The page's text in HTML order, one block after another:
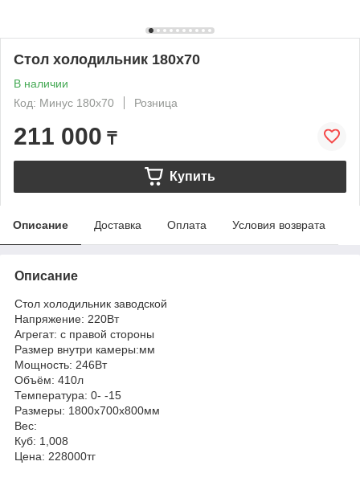
Стол холодильник 180х70
В наличии
Код: Минус 180х70
Розница
211 000 ₸
Купить
Описание Доставка Оплата Условия возврата
Описание
Стол холодильник заводской
Напряжение: 220Вт
Агрегат: с правой стороны
Размер внутри камеры:мм
Мощность: 246Вт
Объём: 410л
Температура: 0- -15
Размеры: 1800х700х800мм
Вес:
Куб: 1,008
Цена: 228000тг